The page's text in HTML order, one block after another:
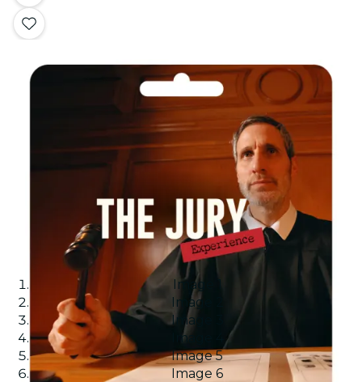
Image 1
Image 2
Image 3
Image 4
Image 5
Image 6